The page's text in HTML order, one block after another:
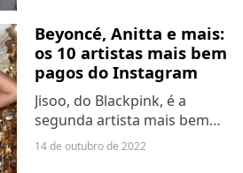
pescoço, durante show nos
Estados Unidos. Blinks, com
medo das idols estarem com
algum...
Beyoncé, Anitta e mais:
os 10 artistas mais bem
pagos do Instagram
Jisoo, do Blackpink, é a
segunda artista mais bem
paga do Instagram em 2021,
14 de outubro de 2022